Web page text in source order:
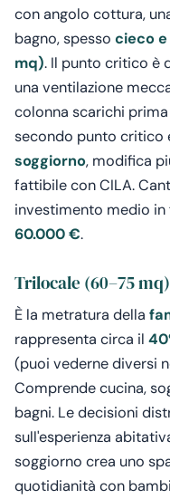
con angolo cottura,
bagno, spesso cieco
mq). Il punto critico è
una ventilazione
colonna scarichi
secondo punto critico
soggiorno, modifica
fattibile con CILA.
investimento medio in
60.000 €.
Trilocale (60–75 mq)
È la metratura della
rappresenta circa il
(puoi vederne diversi
Comprende cucina,
bagni. Le decisioni
sull'esperienza
soggiorno crea uno
quotidianità con